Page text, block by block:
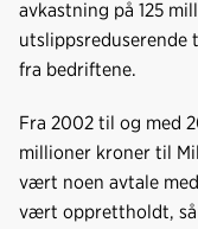
avkastning på 125
utslippsreduserende
fra bedriftene.
Fra 2002 til og med
millioner kroner til
vært noen avtale
vært opprettholdt, så